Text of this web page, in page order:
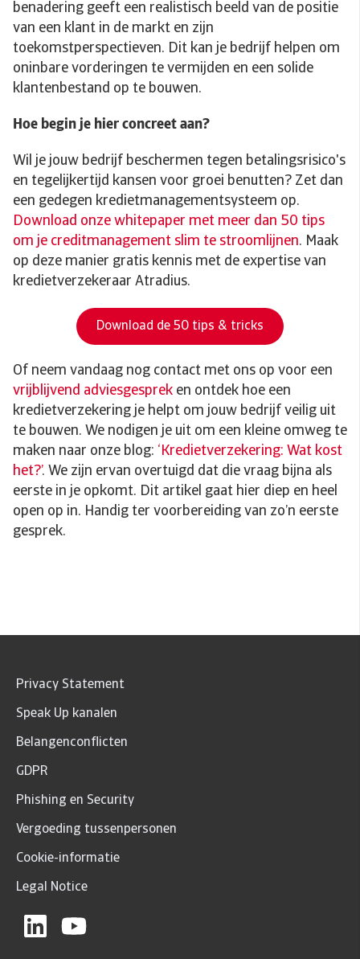
benadering geeft een realistisch beeld van de positie
van een klant in de markt en zijn
toekomstperspectieven. Dit kan je bedrijf helpen om
oninbare vorderingen te vermijden en een solide
klantenbestand op te bouwen.
Hoe begin je hier concreet aan?
Wil je jouw bedrijf beschermen tegen betalingsrisico's
en tegelijkertijd kansen voor groei benutten? Zet dan
een gedegen kredietmanagementsysteem op.
Download onze whitepaper met meer dan 50 tips
om je creditmanagement slim te stroomlijnen. Maak
op deze manier gratis kennis met de expertise van
kredietverzekeraar Atradius.
Download de 50 tips & tricks
Of neem vandaag nog contact met ons op voor een
vrijblijvend adviesgesprek en ontdek hoe een
kredietverzekering je helpt om jouw bedrijf veilig uit
te bouwen. We nodigen je uit om een kleine omweg te
maken naar onze blog: ‘Kredietverzekering: Wat kost
het?’. We zijn ervan overtuigd dat die vraag bijna als
eerste in je opkomt. Dit artikel gaat hier diep en heel
open op in. Handig ter voorbereiding van zo’n eerste
gesprek.
Privacy Statement
Speak Up kanalen
Belangenconflicten
GDPR
Phishing en Security
Vergoeding tussenpersonen
Cookie-informatie
Legal Notice